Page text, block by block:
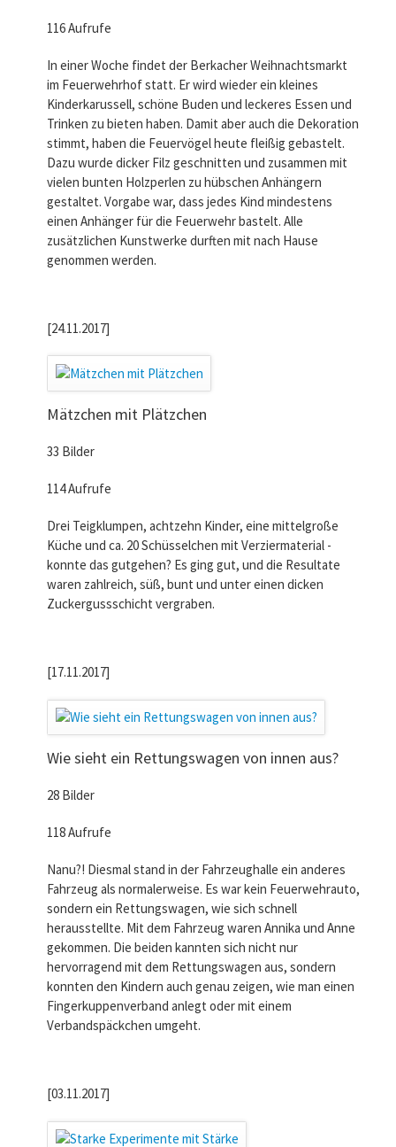
116 Aufrufe
In einer Woche findet der Berkacher Weihnachtsmarkt
im Feuerwehrhof statt. Er wird wieder ein kleines
Kinderkarussell, schöne Buden und leckeres Essen und
Trinken zu bieten haben. Damit aber auch die Dekoration
stimmt, haben die Feuervögel heute fleißig gebastelt.
Dazu wurde dicker Filz geschnitten und zusammen mit
vielen bunten Holzperlen zu hübschen Anhängern
gestaltet. Vorgabe war, dass jedes Kind mindestens
einen Anhänger für die Feuerwehr bastelt. Alle
zusätzlichen Kunstwerke durften mit nach Hause
genommen werden.
[24.11.2017]
Mätzchen mit Plätzchen
33 Bilder
114 Aufrufe
Drei Teigklumpen, achtzehn Kinder, eine mittelgroße
Küche und ca. 20 Schüsselchen mit Verziermaterial -
konnte das gutgehen? Es ging gut, und die Resultate
waren zahlreich, süß, bunt und unter einen dicken
Zuckergussschicht vergraben.
[17.11.2017]
Wie sieht ein Rettungswagen von innen aus?
28 Bilder
118 Aufrufe
Nanu?! Diesmal stand in der Fahrzeughalle ein anderes
Fahrzeug als normalerweise. Es war kein Feuerwehrauto,
sondern ein Rettungswagen, wie sich schnell
herausstellte. Mit dem Fahrzeug waren Annika und Anne
gekommen. Die beiden kannten sich nicht nur
hervorragend mit dem Rettungswagen aus, sondern
konnten den Kindern auch genau zeigen, wie man einen
Fingerkuppenverband anlegt oder mit einem
Verbandspäckchen umgeht.
[03.11.2017]